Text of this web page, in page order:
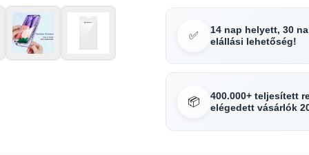
✅
14 nap helyett, 30
elállási lehetőség!
📦
400.000+ teljesített
elégedett vásárlók